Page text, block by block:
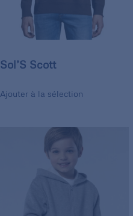
Sol’S Scott
Ajouter à la sélection